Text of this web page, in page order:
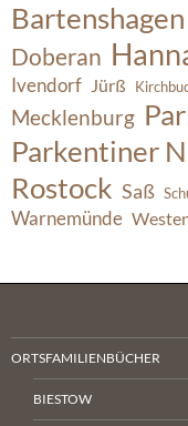
Bartenshagen
Doberan
Ivendorf Jürß
Mecklenburg
Parkentiner
Rostock Saß
Warnemünde
ORTSFAMILIENBÜCHER
BIESTOW